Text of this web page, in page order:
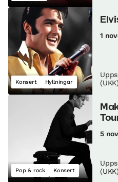
Konsert Hyllningar
1
(UKK)
Pop & rock Konsert
5
(UKK)